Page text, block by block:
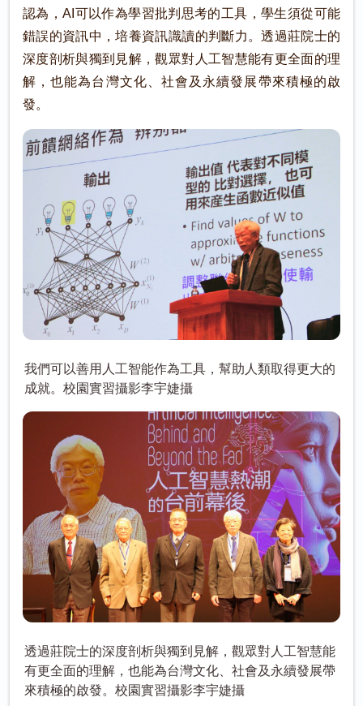
認為，AI可以作為學習批判思考的工具，學生須從可能
錯誤的資訊中，培養資訊識讀的判斷力。透過莊院士的
深度剖析與獨到見解，觀眾對人工智慧能有更全面的理
解，也能為台灣文化、社會及永續發展帶來積極的啟
發。
我們可以善用人工智能作為工具，幫助人類取得更大的
成就。校園實習攝影李宇婕攝
透過莊院士的深度剖析與獨到見解，觀眾對人工智慧能
有更全面的理解，也能為台灣文化、社會及永續發展帶
來積極的啟發。校園實習攝影李宇婕攝